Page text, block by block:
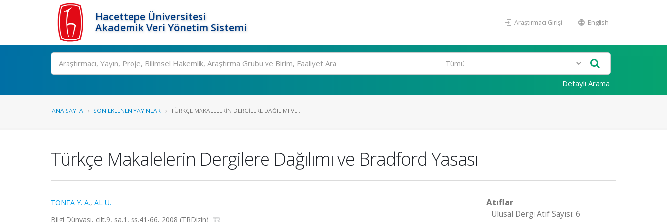
Hacettepe Üniversitesi
Akademik Veri Yönetim Sistemi
Araştırmacı Girişi English
Ara
Detaylı Arama
ANA SAYFA SON EKLENEN YAYINLAR TÜRKÇE MAKALELERIN DERGILERE DAĞILIMI VE...
Türkçe Makalelerin Dergilere Dağılımı ve Bradford Yasası
TONTA Y. A., AL U.
Bilgi Dünyası, cilt.9, sa.1, ss.41-66, 2008 (TRDizin)
Atıflar
Ulusal Dergi Atıf Sayısı: 6